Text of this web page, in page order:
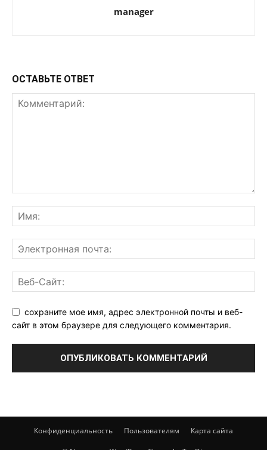
manager
ОСТАВЬТЕ ОТВЕТ
сохраните мое имя, адрес электронной почты и веб-
сайт в этом браузере для следующего комментария.
Конфиденциальность Пользователям Карта сайта